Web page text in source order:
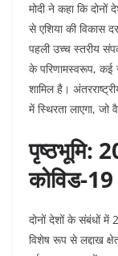
मोदी ने कहा कि
से एशिया की विकास
पहली उच्च स्तरीय
के परिणामस्वरूप, कई
शामिल है।
में स्थिरता लाएगा, जो
पृष्ठभूमि:
कोविड-19
दोनों देशों के संबंधों में
विशेष रूप से लद्दाख